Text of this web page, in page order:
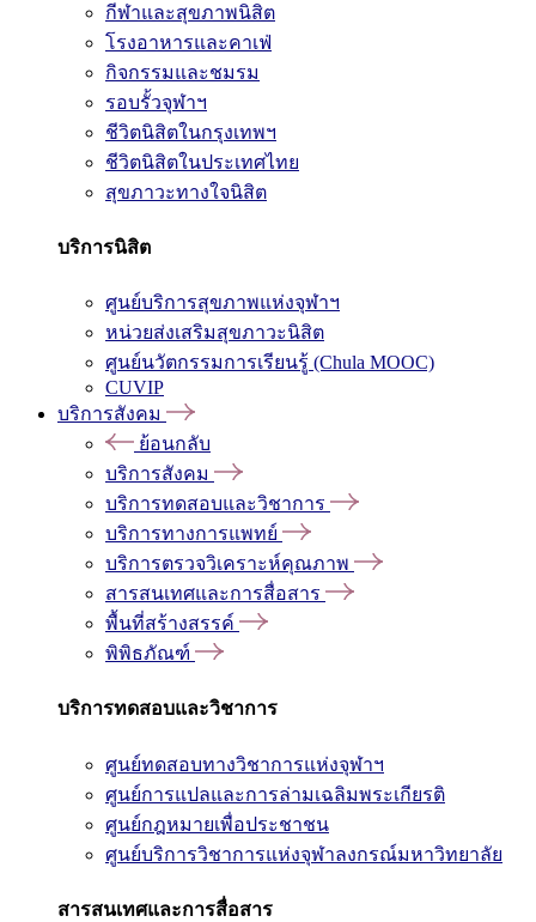
กีฬาและสุขภาพนิสิต
โรงอาหารและคาเฟ่
กิจกรรมและชมรม
รอบรั้วจุฬาฯ
ชีวิตนิสิตในกรุงเทพฯ
ชีวิตนิสิตในประเทศไทย
สุขภาวะทางใจนิสิต
บริการนิสิต
ศูนย์บริการสุขภาพแห่งจุฬาฯ
หน่วยส่งเสริมสุขภาวะนิสิต
ศูนย์นวัตกรรมการเรียนรู้ (Chula MOOC)
CUVIP
บริการสังคม
ย้อนกลับ
บริการสังคม
บริการทดสอบและวิชาการ
บริการทางการแพทย์
บริการตรวจวิเคราะห์คุณภาพ
สารสนเทศและการสื่อสาร
พื้นที่สร้างสรรค์
พิพิธภัณฑ์
บริการทดสอบและวิชาการ
ศูนย์ทดสอบทางวิชาการแห่งจุฬาฯ
ศูนย์การแปลและการล่ามเฉลิมพระเกียรติ
ศูนย์กฎหมายเพื่อประชาชน
ศูนย์บริการวิชาการแห่งจุฬาลงกรณ์มหาวิทยาลัย
สารสนเทศและการสื่อสาร